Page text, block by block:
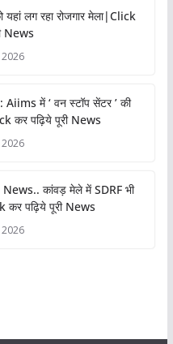
लग रहा रोजगार मेला|Click
News
में ‘ वन स्टॉप सेंटर ’ की
कर पढ़िये पूरी News
कांवड़ मेले में SDRF भी
पढ़िये पूरी News